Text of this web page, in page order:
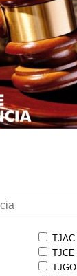
TJAC
TJCE
TJGO